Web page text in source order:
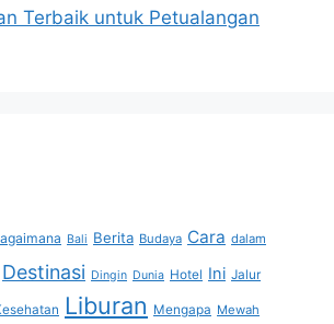
Terbaik untuk Petualangan
Bali Berita Budaya Cara dalam
Destinasi Dingin Dunia Hotel Ini Jalur
Liburan Mengapa Mewah